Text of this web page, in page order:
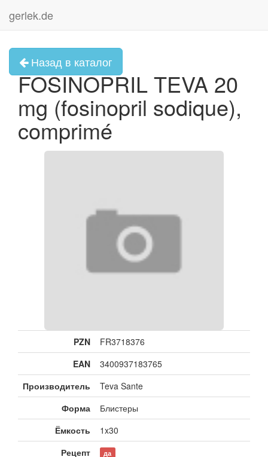
gerlek.de
Назад в каталог
FOSINOPRIL TEVA 20
mg (fosinopril sodique),
comprimé
PZN
FR3718376
EAN
3400937183765
Производитель
Teva Sante
Форма
Блистеры
Ёмкость
1x30
Рецепт
да